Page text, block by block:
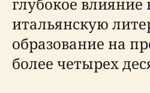
итальянскую
образование на
более четырех